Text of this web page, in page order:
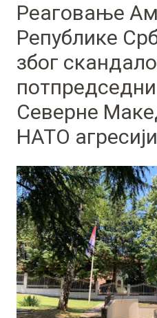
Реаговање
Републике
због
Северне
НАТО агресији